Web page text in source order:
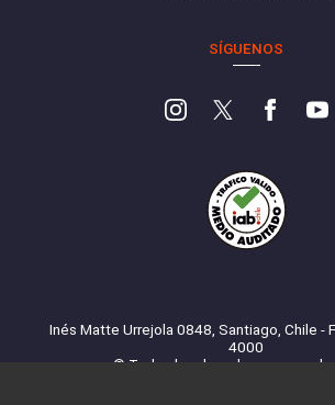
SÍGUENOS
Inés Matte Urrejola 0848, Santiago, Chile -
4000
© Todos los derechos